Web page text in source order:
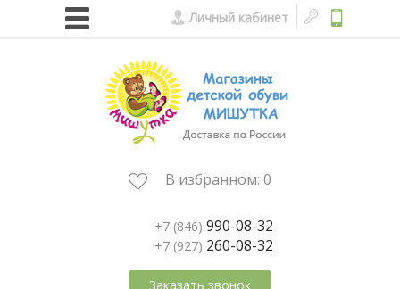
Личный кабинет
В избранном: 0
+7 (846) 990-08-32
+7 (927) 260-08-32
Заказать звонок